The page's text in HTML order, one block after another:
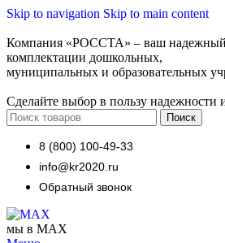
Skip to navigation Skip to main content
Компания «РОССТА» – ваш надежный
комплектации дошкольных,
муниципальных и образовательных
Сделайте выбор в пользу надежности
Поиск
8 (800) 100-49-33
info@kr2020.ru
Обратный звонок
мы в MAX